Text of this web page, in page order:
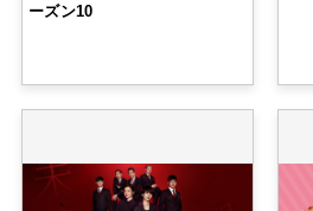
ーズン10